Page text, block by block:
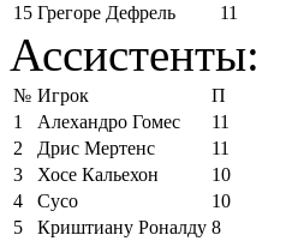
15 Грегоре Дефрель 11
Ассистенты:
№ Игрок
П
1
Алехандро Гомес
11
2
Дрис Мертенс
11
3
Хосе Кальехон
10
4
Сусо
10
5
Криштиану Роналду 8